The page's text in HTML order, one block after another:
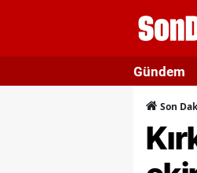
Gündem
Son